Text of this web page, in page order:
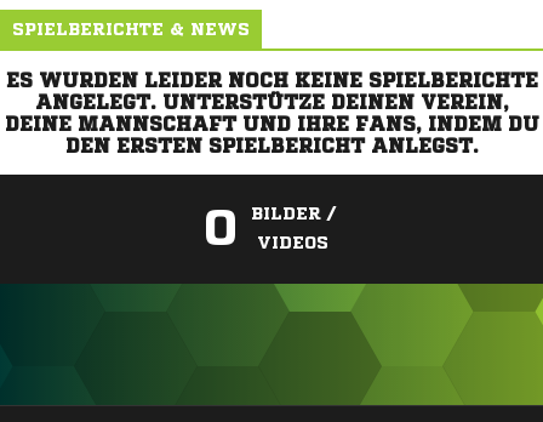
SPIELBERICHTE & NEWS
ES WURDEN LEIDER NOCH KEINE SPIELBERICHTE
ANGELEGT. UNTERSTÜTZE DEINEN VEREIN,
DEINE MANNSCHAFT UND IHRE FANS, INDEM DU
DEN ERSTEN SPIELBERICHT ANLEGST.
0
BILDER /
VIDEOS